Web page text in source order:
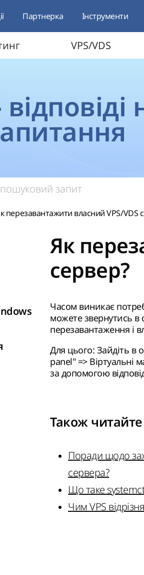
Партнерка Інструменти
VPS/VDS
перезавантажити власний VPS/VDS
Як
сервер?
Часом виникає
можете звернутись в
перезавантаження і
Для цього: Зайдіть в
panel" => Віртуальні
за допомогою
Також
Поради щодо
сервера?
Що таке
Чим VPS